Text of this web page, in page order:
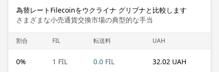
為替レートFilecoinをウクライナ グリブナと比較します
さまざまな小売通貨交換市場の典型的な手当
割合 FIL 転送料 UAH
0% 1 FIL 0.0 FIL 32.02 UAH